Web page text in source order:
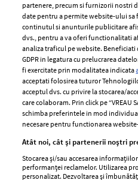
ELLE Style Awards
2024
Despre ELLE
Romania
Contact
Abonamente
GSP
Unica
partenere, precum si furnizorii nostri
date pentru a permite website-ului
continutul si anunturile publicitare
dvs., pentru a va oferi functionalitati
analiza traficul pe website.
GDPR in legatura cu prelucrarea
fi exercitate prin modalitatea indicata
acceptati folosirea tuturor
acceptul dvs. cu privire la stocarea/
care colaboram. Prin click pe “VREAU
schimba preferintele in mod
necesare pentru functionarea
Atât noi, cât și partenerii noștri
Stocarea și/sau accesarea
performanței reclamelor. Utilizarea
personalizat. Dezvoltarea și